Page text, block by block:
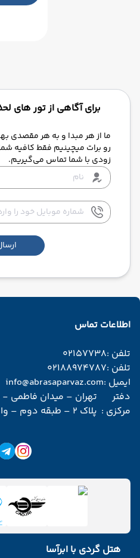
برای آگاهی از تور های
ما از هر مبدا و به هر مقصدی
رو برات میچینیم فقط کافیه
زودی با شما تماس می‌گیریم.
اطلاعات تماس
تلفن :02157738
تلفن :02188974787
ایمیل :info@abrasaparvaz.com
دفتر
مرکزی :
تهران – میدان فاطمی
پلاک 2 – طبقه دوم – واحد 201
هتل گردی با ابرآسا